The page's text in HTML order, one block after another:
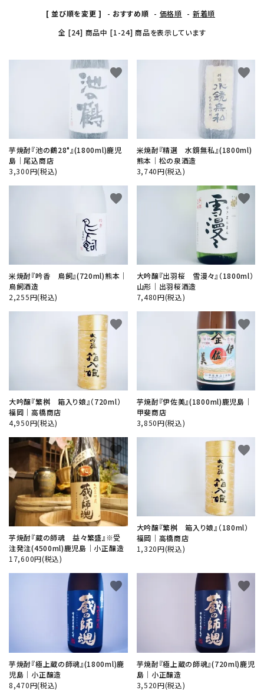
[ 並び順を変更 ] - おすすめ順 - 価格順 - 新着順
全 [24] 商品中 [1-24] 商品を表示しています
芋焼酎『池の鶴28°』(1800ml)鹿児
島│尾込商店
3,300円(税込)
favorite
米焼酎『精選 水鏡無私』(1800ml)
熊本│松の泉酒造
3,740円(税込)
favorite
米焼酎『吟香 鳥飼』(720ml)熊本│
鳥飼酒造
2,255円(税込)
favorite
大吟醸『出羽桜 雪漫々』（1800ml）
山形│出羽桜酒造
7,480円(税込)
favorite
大吟醸『繁桝 箱入り娘』（720ml）
福岡│高橋商店
4,950円(税込)
favorite
芋焼酎『伊佐美』(1800ml)鹿児島│
甲斐商店
3,850円(税込)
favorite
芋焼酎『蔵の師魂 益々繁盛』※受
注発注(4500ml)鹿児島│小正醸造
17,600円(税込)
favorite
大吟醸『繁桝 箱入り娘』（180ml）
福岡│高橋商店
1,320円(税込)
favorite
芋焼酎『極上蔵の師魂』(1800ml)鹿
児島│小正醸造
8,470円(税込)
favorite
芋焼酎『極上蔵の師魂』(720ml)鹿児
島│小正醸造
3,520円(税込)
favorite